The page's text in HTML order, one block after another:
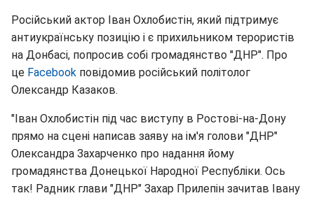
Російський актор Іван Охлобистін, який підтримує
антиукраїнську позицію і є прихильником терористів
на Донбасі, попросив собі громадянство "ДНР". Про
це Facebook повідомив російський політолог
Олександр Казаков.
"Іван Охлобистін під час виступу в Ростові-на-Дону
прямо на сцені написав заяву на ім'я голови "ДНР"
Олександра Захарченко про надання йому
громадянства Донецької Народної Республіки. Ось
так! Радник глави "ДНР" Захар Прилепін зачитав Івану